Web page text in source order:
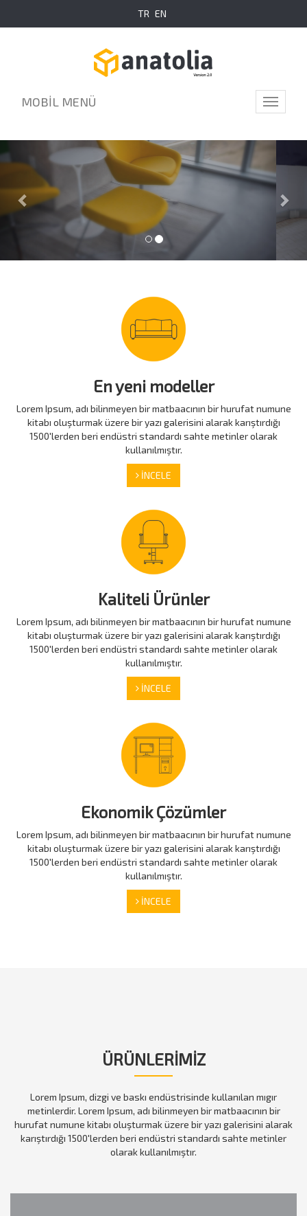
TR EN
Toggle
MOBİL MENÜ
Previous
En yeni modeller
Lorem Ipsum, adı bilinmeyen bir matbaacının bir hurufat numune
kitabı oluşturmak üzere bir yazı galerisini alarak karıştırdığı
1500'lerden beri endüstri standardı sahte metinler olarak
kullanılmıştır.
İNCELE
Kaliteli Ürünler
Lorem Ipsum, adı bilinmeyen bir matbaacının bir hurufat numune
kitabı oluşturmak üzere bir yazı galerisini alarak karıştırdığı
1500'lerden beri endüstri standardı sahte metinler olarak
kullanılmıştır.
İNCELE
Ekonomik Çözümler
Lorem Ipsum, adı bilinmeyen bir matbaacının bir hurufat numune
kitabı oluşturmak üzere bir yazı galerisini alarak karıştırdığı
1500'lerden beri endüstri standardı sahte metinler olarak
kullanılmıştır.
İNCELE
ÜRÜNLERİMİZ
Lorem Ipsum, dizgi ve baskı endüstrisinde kullanılan mıgır
metinlerdir. Lorem Ipsum, adı bilinmeyen bir matbaacının bir
hurufat numune kitabı oluşturmak üzere bir yazı galerisini alarak
karıştırdığı 1500'lerden beri endüstri standardı sahte metinler
olarak kullanılmıştır.